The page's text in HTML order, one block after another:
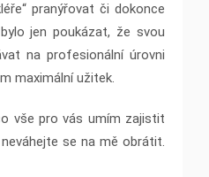
pranýřovat či dokonce
jen poukázat, že svou
na profesionální úrovni
maximální užitek.
vše pro vás umím zajistit
se na mě obrátit.